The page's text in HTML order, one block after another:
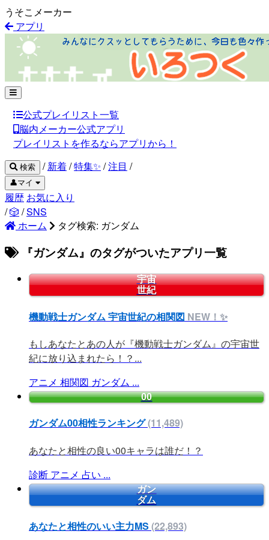
うそこメーカー
アプリ
公式プレイリスト一覧
脳内メーカー公式アプリ
プレイリストを作るならアプリから！
検索 / 新着/特集✨ /注目 /
👤マイ
履歴 お気に入り
/🎲 /SNS
ホーム
タグ検索: ガンダム
『ガンダム』のタグがついたアプリ一覧
宇宙
世紀
機動戦士ガンダム 宇宙世紀の相関図 NEW！✨
もしあなたとあの人が『機動戦士ガンダム』の宇宙世
紀に放り込まれたら！？...
アニメ 相関図 ガンダム ...
00
ガンダム00相性ランキング(11,489)
あなたと相性の良い00キャラは誰だ！？
診断 アニメ 占い ...
ガン
ダム
あなたと相性のいい主力MS (22,893)